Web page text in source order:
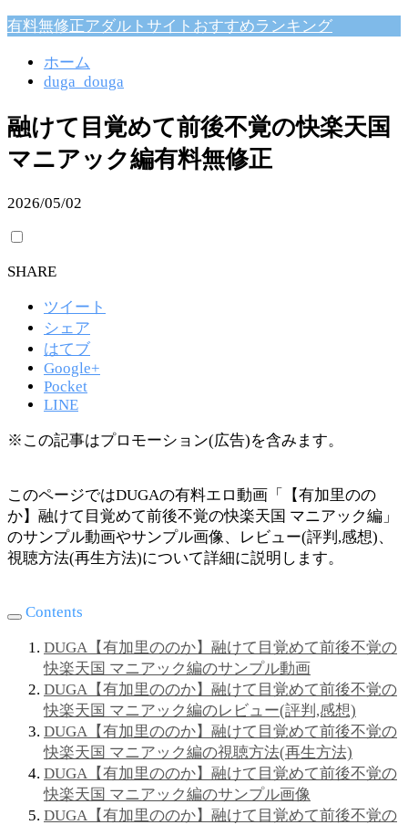
有料無修正アダルトサイトおすすめランキング
ホーム
duga_douga
融けて目覚めて前後不覚の快楽天国
マニアック編有料無修正
2026/05/02
SHARE
ツイート
シェア
はてブ
Google+
Pocket
LINE
※この記事はプロモーション(広告)を含みます。
このページではDUGAの有料エロ動画「【有加里のの
か】融けて目覚めて前後不覚の快楽天国 マニアック編」
のサンプル動画やサンプル画像、レビュー(評判,感想)、
視聴方法(再生方法)について詳細に説明します。
Contents
DUGA【有加里ののか】融けて目覚めて前後不覚の
快楽天国 マニアック編のサンプル動画
DUGA【有加里ののか】融けて目覚めて前後不覚の
快楽天国 マニアック編のレビュー(評判,感想)
DUGA【有加里ののか】融けて目覚めて前後不覚の
快楽天国 マニアック編の視聴方法(再生方法)
DUGA【有加里ののか】融けて目覚めて前後不覚の
快楽天国 マニアック編のサンプル画像
DUGA【有加里ののか】融けて目覚めて前後不覚の